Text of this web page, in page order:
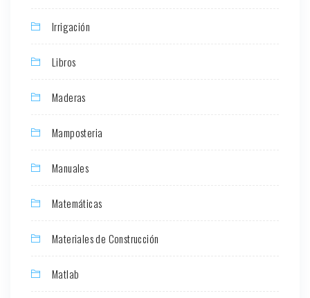
Irrigación
Libros
Maderas
Mamposteria
Manuales
Matemáticas
Materiales de Construcción
Matlab